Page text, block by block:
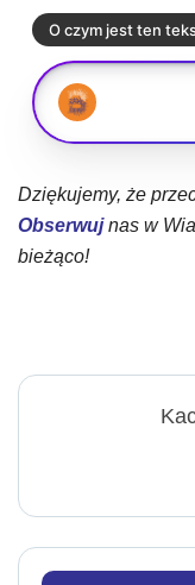
Dziękujemy, że
Obserwujnas w
bieżąco!